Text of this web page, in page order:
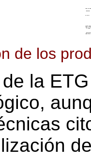
de los
la